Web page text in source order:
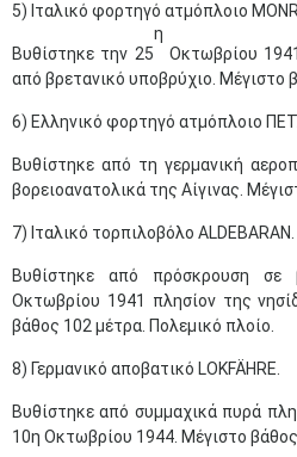
5) Ιταλικό φορτηγό ατμόπλοιο
Βυθίστηκε την 25
η
Οκτωβρίου
από βρετανικό υποβρύχιο. Μέγιστο
6) Ελληνικό φορτηγό ατμόπλοιο
Βυθίστηκε από τη γερμανική
βορειοανατολικά της Αίγινας.
7) Ιταλικό τορπιλοβόλο ALDEBARAN.
Βυθίστηκε από πρόσκρουση σε
Οκτωβρίου 1941 πλησίον της
βάθος 102 μέτρα. Πολεμικό πλοίο.
8) Γερμανικό αποβατικό LOKFÄHRE.
Βυθίστηκε από συμμαχικά πυρά
10η Οκτωβρίου 1944. Μέγιστο